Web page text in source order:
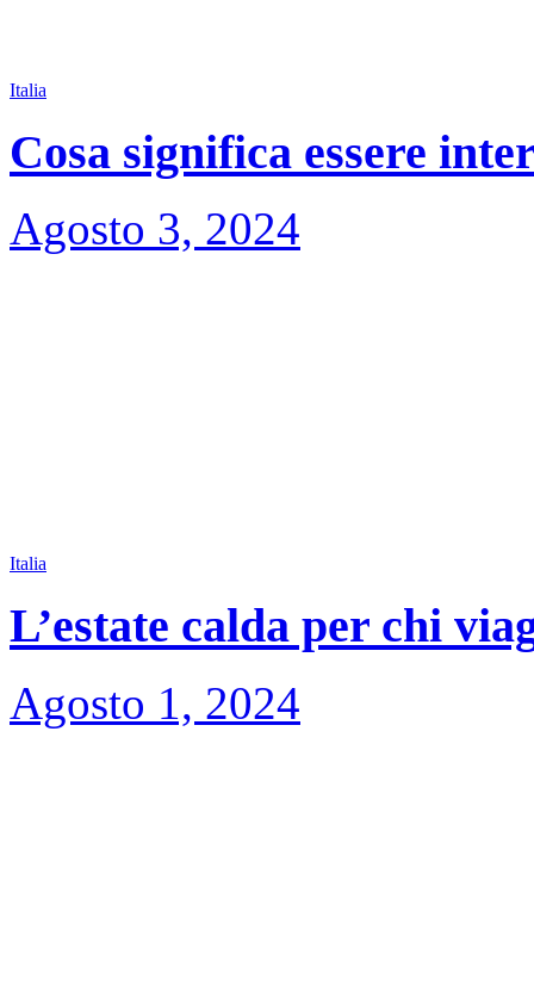
Italia
Cosa significa essere
Agosto 3, 2024
Italia
L’estate calda per chi
Agosto 1, 2024